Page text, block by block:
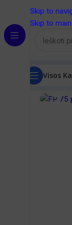
Skip to
Skip to
Visos
Pradžia